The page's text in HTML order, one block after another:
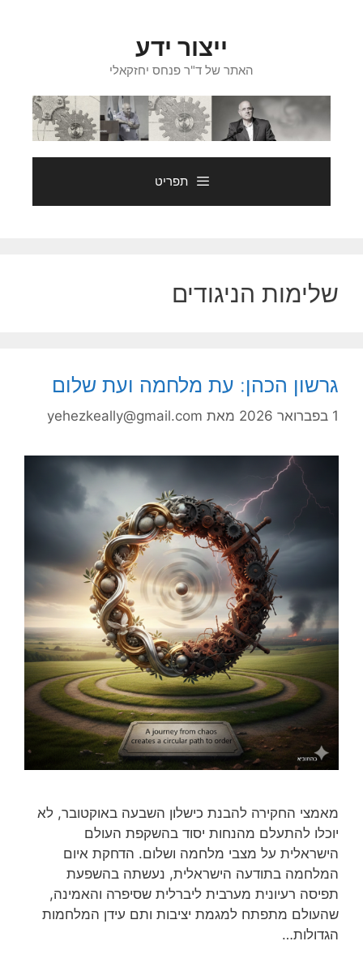
ייצור ידע
האתר של ד"ר פנחס יחזקאלי
תפריט
שלימות הניגודים
גרשון הכהן: עת מלחמה ועת שלום
1 בפברואר 2026 מאת yehezkeally@gmail.com
מאמצי החקירה להבנת כישלון השבעה באוקטובר, לא
יוכלו להתעלם מהנחות יסוד בהשקפת העולם
הישראלית על מצבי מלחמה ושלום. הדחקת איום
המלחמה בתודעה הישראלית, נעשתה בהשפעת
תפיסה רעיונית מערבית ליברלית שסיפרה והאמינה,
שהעולם מתפתח למגמת יציבות ותם עידן המלחמות
הגדולות…